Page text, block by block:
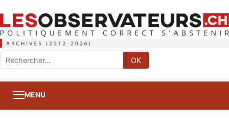
Rechercher
:
OK
MENU